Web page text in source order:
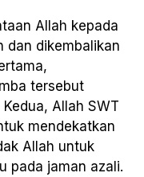
dan dikembalikan
tersebut
Allah SWT
mendekatkan
Allah untuk
pada jaman azali.